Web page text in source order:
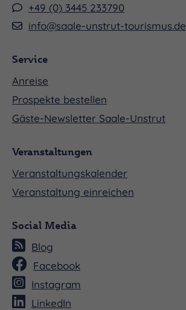
+49 (0) 3445 233790
info@saale-unstrut-tourismus.de
Service
Anreise
Prospekte bestellen
Gäste-Newsletter Saale-Unstrut
Veranstaltungen
Veranstaltungskalender
Veranstaltung einreichen
Social Media
Blog
Facebook
Instagram
LinkedIn